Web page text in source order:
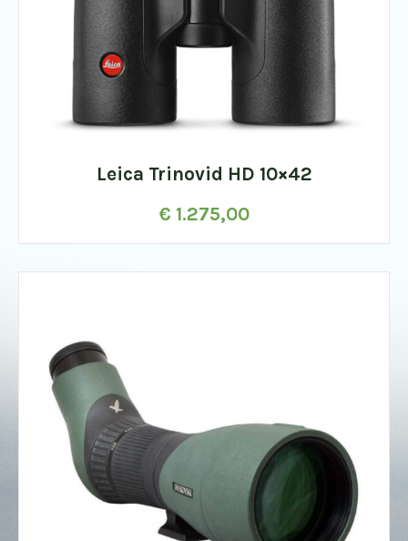
Leica Trinovid HD 10×42
€ 1.275,00